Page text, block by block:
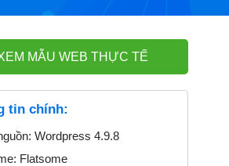
MẪU WEB THỰC TẾ
tin chính:
Wordpress 4.9.8
Flatsome